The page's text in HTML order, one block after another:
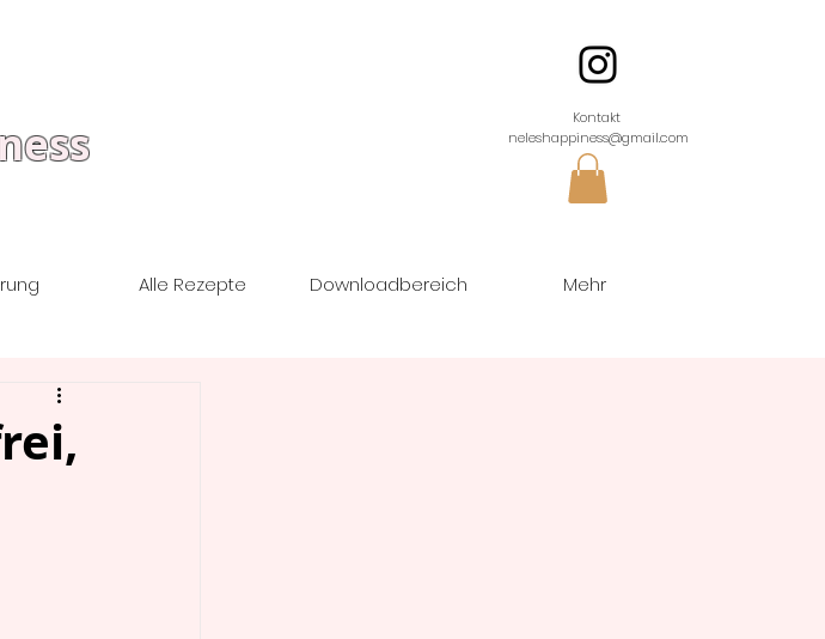
Kontakt
neleshappiness@gmail.com
Alle Rezepte Downloadbereich Mehr